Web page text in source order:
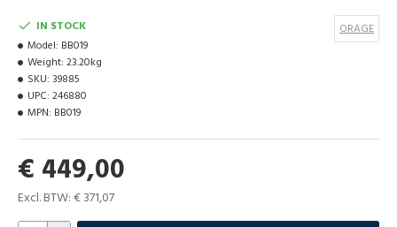
€ 449,00
Excl. BTW: € 371,07
IN STOCK
Model: BB019
Weight: 23.20kg
SKU: 39885
UPC: 246880
MPN: BB019
ORAGE